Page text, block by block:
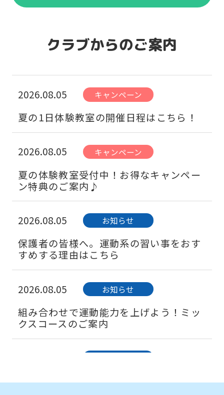
クラブからのご案内
2026.08.05 キャンペーン
夏の1日体験教室の開催日程はこちら！
2026.08.05 キャンペーン
夏の体験教室受付中！お得なキャンペー
ン特典のご案内♪
2026.08.05 お知らせ
保護者の皆様へ。運動系の習い事をおす
すめする理由はこちら
2026.08.05 お知らせ
組み合わせで運動能力を上げよう！ミッ
クスコースのご案内
「習い事デビュー」は水泳から！ベビー